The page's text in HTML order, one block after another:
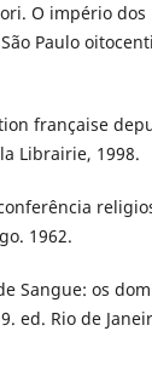
O império
Paulo
française
Librairie, 1998.
1962.
Sangue: os
ed. Rio de